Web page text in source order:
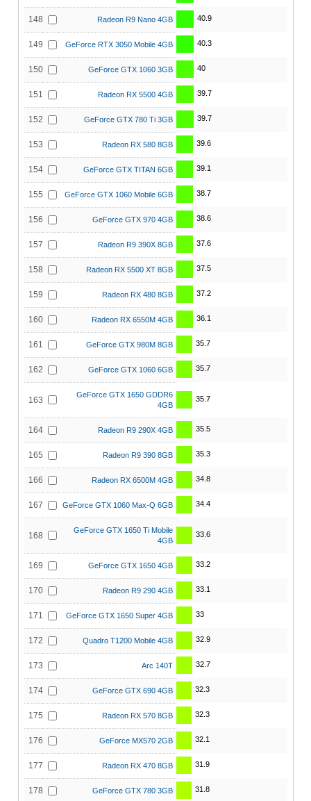
148 Radeon R9 Nano 4GB 40.9
149 GeForce RTX 3050 Mobile 4GB 40.3
150 GeForce GTX 1060 3GB 40
151 Radeon RX 5500 4GB 39.7
152 GeForce GTX 780 Ti 3GB 39.7
153 Radeon RX 580 8GB 39.6
154 GeForce GTX TITAN 6GB 39.1
155 GeForce GTX 1060 Mobile 6GB 38.7
156 GeForce GTX 970 4GB 38.6
157 Radeon R9 390X 8GB 37.6
158 Radeon RX 5500 XT 8GB 37.5
159 Radeon RX 480 8GB 37.2
160 Radeon RX 6550M 4GB 36.1
161 GeForce GTX 980M 8GB 35.7
162 GeForce GTX 1060 6GB 35.7
163
GeForce GTX 1650 GDDR6
4GB
35.7
164 Radeon R9 290X 4GB 35.5
165 Radeon R9 390 8GB 35.3
166 Radeon RX 6500M 4GB 34.8
167 GeForce GTX 1060 Max-Q 6GB 34.4
168
GeForce GTX 1650 Ti Mobile
4GB
33.6
169 GeForce GTX 1650 4GB 33.2
170 Radeon R9 290 4GB 33.1
171 GeForce GTX 1650 Super 4GB 33
172 Quadro T1200 Mobile 4GB 32.9
173 Arc 140T 32.7
174 GeForce GTX 690 4GB 32.3
175 Radeon RX 570 8GB 32.3
176 GeForce MX570 2GB 32.1
177 Radeon RX 470 8GB 31.9
178 GeForce GTX 780 3GB 31.8